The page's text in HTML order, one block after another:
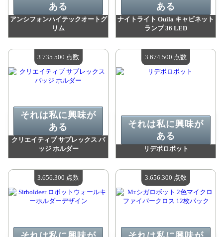
アンシフォンハイテックオートグ
リム
利用可能な数量：4
ある
ナイトライト Ouila キャビネット
ランプ 36 LED
利用可能な数量：4
ある
クリエイティブ サプレックス バ
ッジ ホルダー
利用可能な数量：4
それは私に興味が
ある
3.735.500 点数
リデボロボット
利用可能な数量：4
それは私に興味が
ある
3.674.500 点数
3.656.300 点数 3.656.300 点数